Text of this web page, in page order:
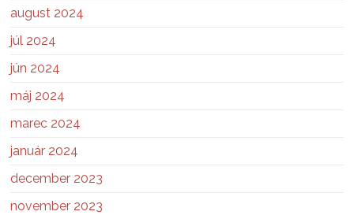
august 2024
júl 2024
jún 2024
máj 2024
marec 2024
január 2024
december 2023
november 2023